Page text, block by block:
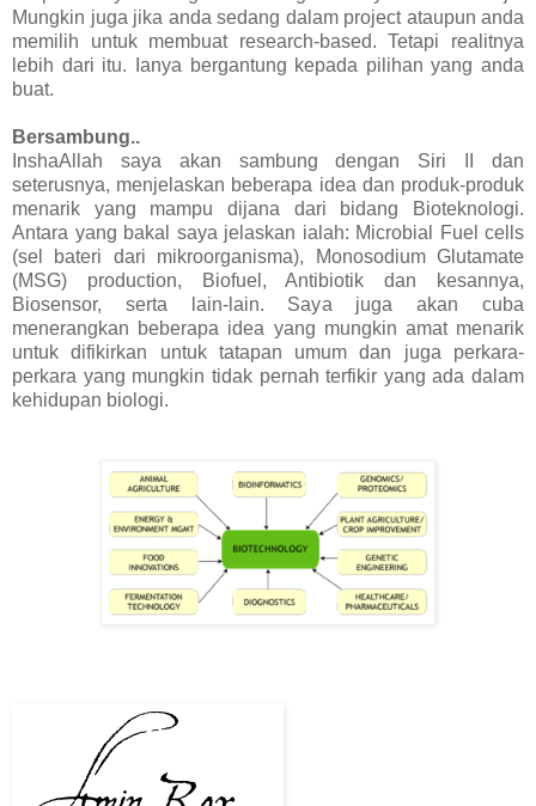
Mungkin juga jika anda sedang dalam project ataupun anda
memilih untuk membuat research-based. Tetapi realitnya
lebih dari itu. Ianya bergantung kepada pilihan yang anda
buat.
Bersambung..
InshaAllah saya akan sambung dengan Siri II dan
seterusnya, menjelaskan beberapa idea dan produk-produk
menarik yang mampu dijana dari bidang Bioteknologi.
Antara yang bakal saya jelaskan ialah: Microbial Fuel cells
(sel bateri dari mikroorganisma), Monosodium Glutamate
(MSG) production, Biofuel, Antibiotik dan kesannya,
Biosensor, serta lain-lain. Saya juga akan cuba
menerangkan beberapa idea yang mungkin amat menarik
untuk difikirkan untuk tatapan umum dan juga perkara-
perkara yang mungkin tidak pernah terfikir yang ada dalam
kehidupan biologi.